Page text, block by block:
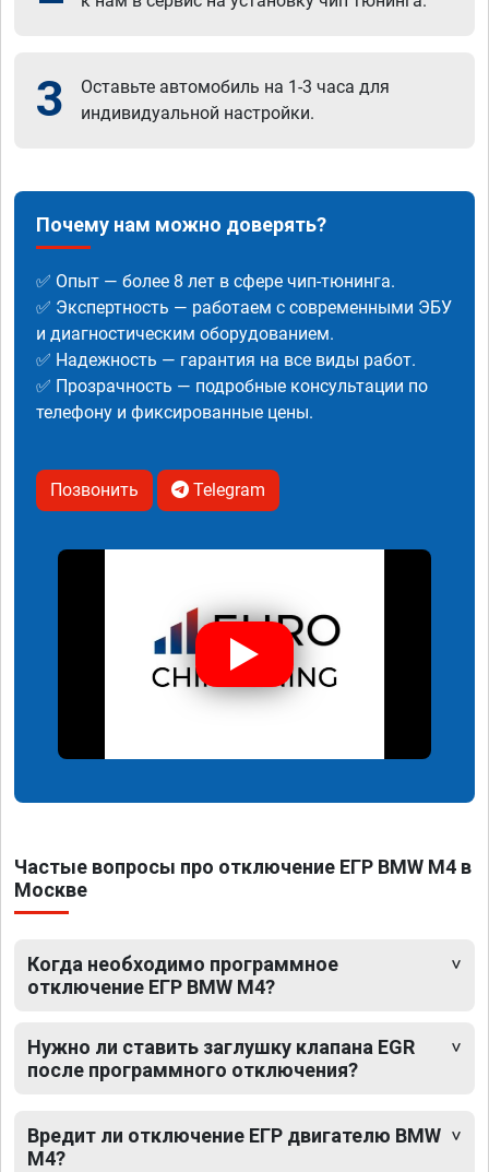
3
Оставьте автомобиль на 1-3 часа для
индивидуальной настройки.
Почему нам можно доверять?
✅ Опыт — более 8 лет в сфере чип-тюнинга.
✅ Экспертность — работаем с современными ЭБУ
и диагностическим оборудованием.
✅ Надежность — гарантия на все виды работ.
✅ Прозрачность — подробные консультации по
телефону и фиксированные цены.
Позвонить Telegram
Частые вопросы про отключение ЕГР BMW M4 в
Москве
Когда необходимо программное
отключение ЕГР BMW M4?
Нужно ли ставить заглушку клапана EGR
после программного отключения?
Вредит ли отключение ЕГР двигателю BMW
M4?